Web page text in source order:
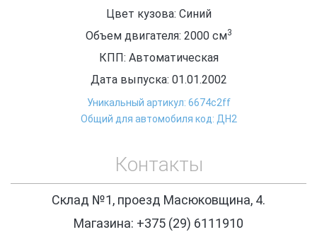
Цвет кузова: Синий
Объем двигателя: 2000 см3
КПП: Автоматическая
Дата выпуска: 01.01.2002
Уникальный артикул: 6674c2ff
Общий для автомобиля код: ДН2
Контакты
Склад №1, проезд Масюковщина, 4.
Магазина: +375 (29) 6111910